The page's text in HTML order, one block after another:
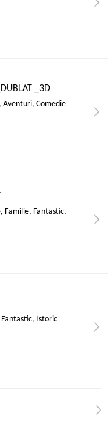
_3D
Comedie
Familie, Fantastic,
Istoric